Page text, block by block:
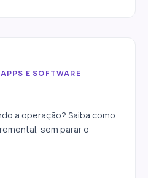
sistemas
E SOFTWARE
a operação? Saiba como
sem parar o